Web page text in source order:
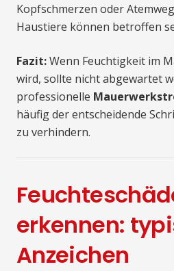
Kopfschmerzen oder
Haustiere können betroffen
Fazit:Wenn Feuchtigkeit im
wird, sollte nicht abgewartet
professionelle
häufig der entscheidende
zu verhindern.
erkennen:
Anzeichen